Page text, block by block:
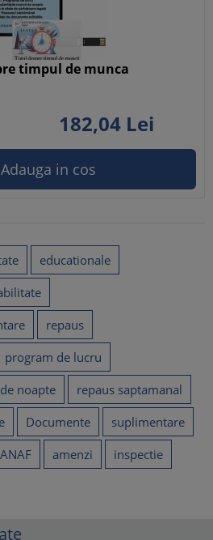
timpul de munca
182,04Lei
Adauga in cos
educationale
repaus
program de lucru
noapte
repaus saptamanal
Documente
suplimentare
ANAF amenzi
inspectie